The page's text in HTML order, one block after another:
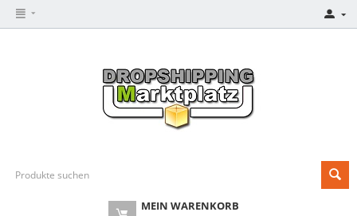
MEIN WARENKORB